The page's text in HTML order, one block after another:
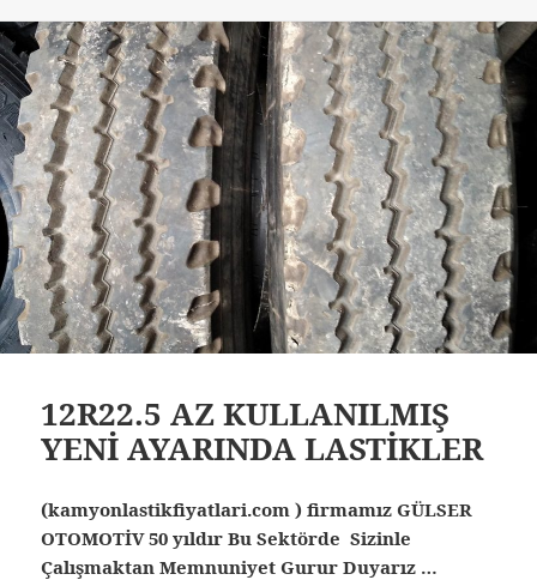
12R22.5 AZ KULLANILMIŞ
YENİ AYARINDA LASTİKLER
(kamyonlastikfiyatlari.com ) firmamız GÜLSER
OTOMOTİV 50 yıldır Bu Sektörde Sizinle
Çalışmaktan Memnuniyet Gurur Duyarız …